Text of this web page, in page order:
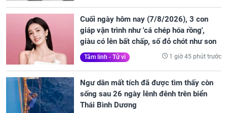
Cuối ngày hôm nay (7/8/2026), 3 con
giáp vận trình như 'cá chép hóa rồng',
giàu có lên bất chấp, số đỏ chót như son
Tâm linh - Tử vi 1 giờ 45 phút trước
Ngư dân mất tích đã được tìm thấy còn
sống sau 26 ngày lênh đênh trên biển
Thái Bình Dương